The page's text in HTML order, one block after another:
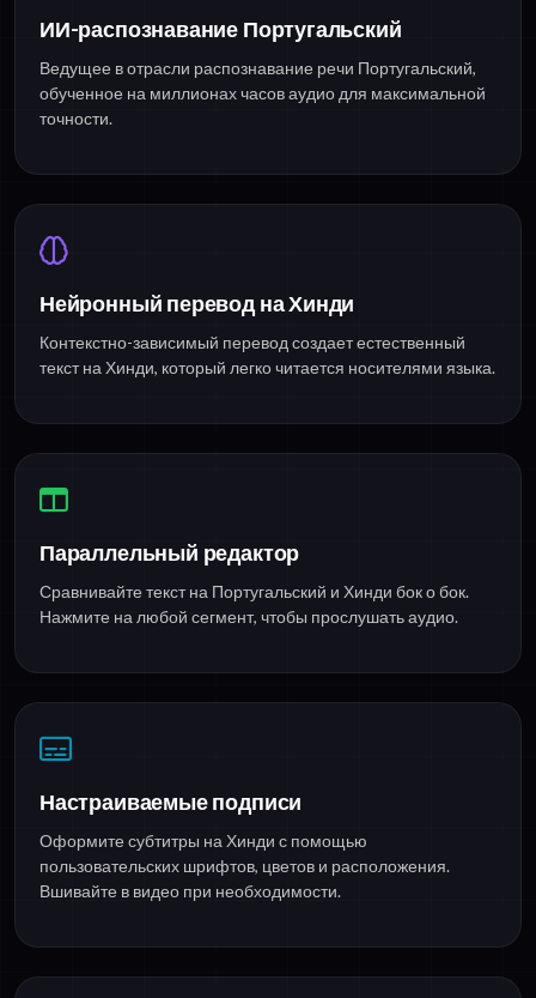
ИИ-распознавание Португальский
Ведущее в отрасли распознавание речи Португальский,
обученное на миллионах часов аудио для максимальной
точности.
Нейронный перевод на Хинди
Контекстно-зависимый перевод создает естественный
текст на Хинди, который легко читается носителями языка.
Параллельный редактор
Сравнивайте текст на Португальский и Хинди бок о бок.
Нажмите на любой сегмент, чтобы прослушать аудио.
Настраиваемые подписи
Оформите субтитры на Хинди с помощью
пользовательских шрифтов, цветов и расположения.
Вшивайте в видео при необходимости.